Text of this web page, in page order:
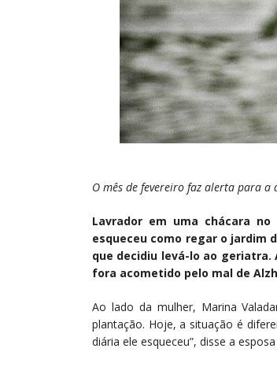
O mês de fevereiro faz alerta para a
Lavrador em uma chácara no
esqueceu como regar o jardim
que decidiu levá-lo ao geriatra.
fora acometido pelo mal de
Ao lado da mulher, Marina
plantação. Hoje, a situação é
diária ele esqueceu”, disse a